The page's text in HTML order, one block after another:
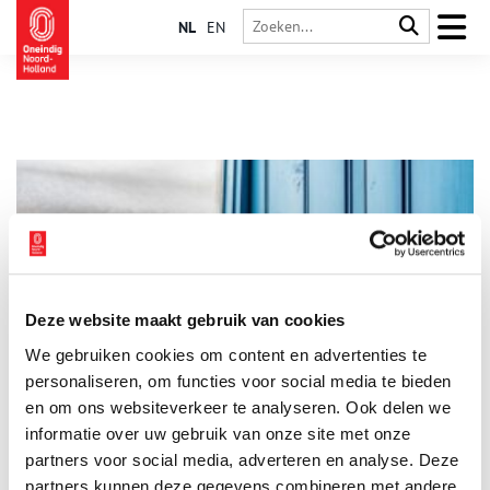
Deze website maakt gebruik van cookies
We gebruiken cookies om content en advertenties te
personaliseren, om functies voor social media te bieden
en om ons websiteverkeer te analyseren. Ook delen we
informatie over uw gebruik van onze site met onze
partners voor social media, adverteren en analyse. Deze
partners kunnen deze gegevens combineren met andere
NL EN
Voor de serie ‘Binnenkijker’ van Boerderijenstichting Noord-
Holland gaat agrarisch erfgoed specialist Anna Groentjes op
bezoek bij bijzondere stolpboerderijen. Trotse eigenaren
vertellen haar alles over de geschiedenis en het interieur van
de stolp. De interieurs verschillen nog meer van elkaar dan de
buitenkanten. Bij woonboerderijen zien we de zoektocht naar
het toepassen van nieuwe functies, op basis van de